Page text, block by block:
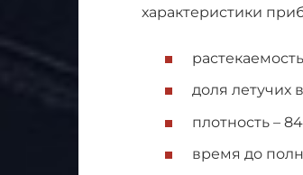
характеристики
доля летучих
плотность –
время до